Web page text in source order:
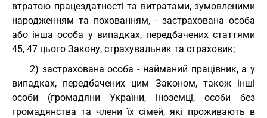
втратою працездатності та витратами, зумовленими
народженням та похованням, - застрахована особа
або інша особа у випадках, передбачених статтями
45, 47 цього Закону, страхувальник та страховик;
2) застрахована особа - найманий працівник, а у
випадках, передбачених цим Законом, також інші
особи (громадяни України, іноземці, особи без
громадянства та члени їх сімей, які проживають в